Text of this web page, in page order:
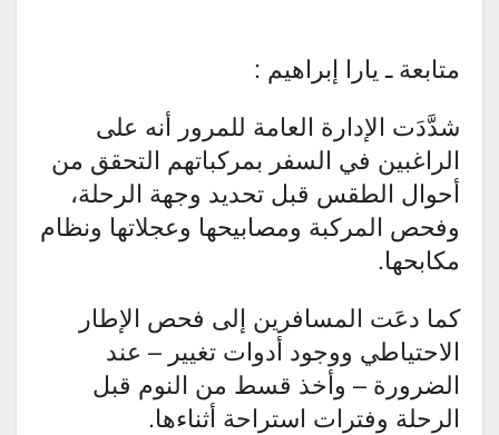
متابعة ـ يارا إبراهيم :
شدَّدَت الإدارة العامة للمرور أنه على
الراغبين في السفر بمركباتهم التحقق من
أحوال الطقس قبل تحديد وجهة الرحلة،
وفحص المركبة ومصابيحها وعجلاتها ونظام
مكابحها.
كما دعَت المسافرين إلى فحص الإطار
الاحتياطي ووجود أدوات تغيير – عند
الضرورة – وأخذ قسط من النوم قبل
الرحلة وفترات استراحة أثناءها.